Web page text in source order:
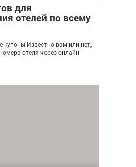
для
отелей по всему
купоны Известно вам или нет,
отеля через онлайн-